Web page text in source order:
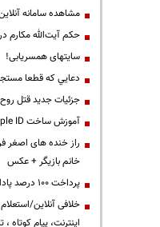
مشاهده سامانه
حكم آيت‌الله مكارم
سایتهای همسریابی!
دعايي كه قطعا
جزئیات جدید قتل روح
آموزش ساخت Apple ID برای کاربران ایرانی
راز خنده های اصغر
خانم بازیگر + عکس
پرداخت ۱۰۰ درصد پاداش پایان خدمت فرهنگیان
خلافی آنلاین/
اینترنت، پیام کوتاه ،